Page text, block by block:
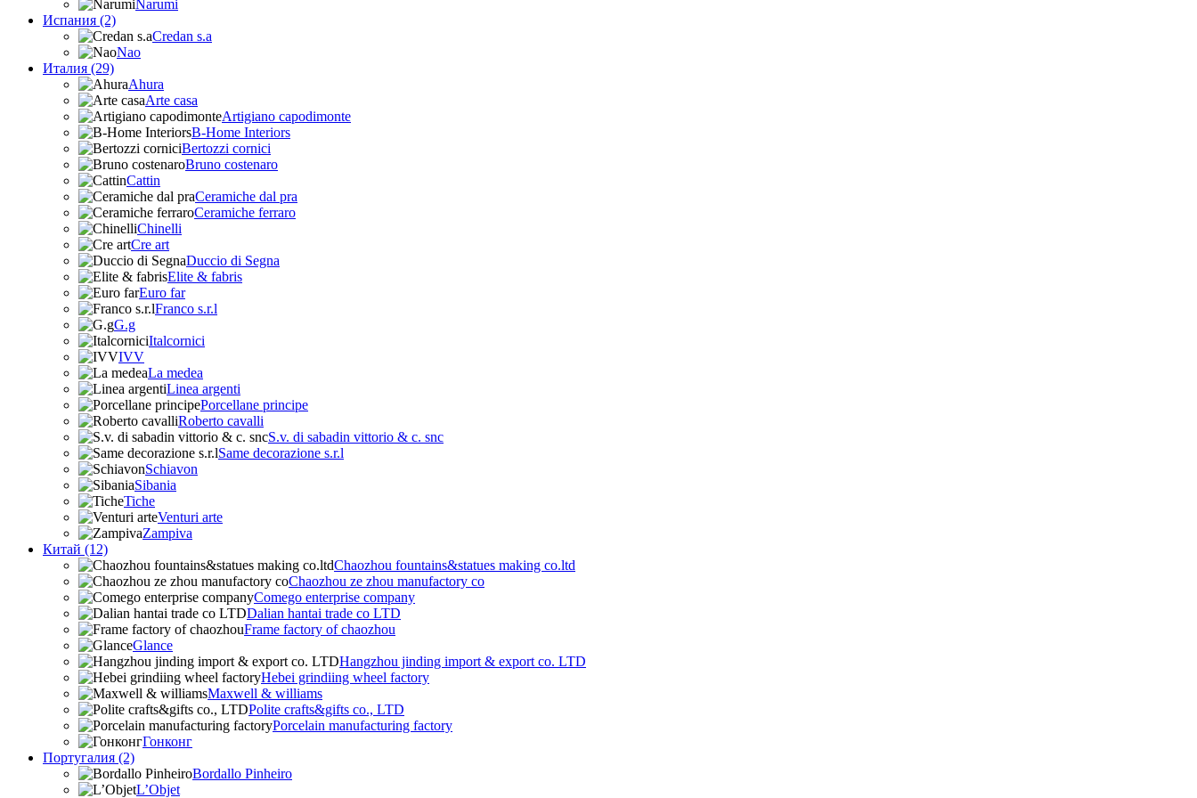
Narumi
Испания (2)
Credan s.a
Nao
Италия (29)
Ahura
Arte casa
Artigiano capodimonte
B-Home Interiors
Bertozzi cornici
Bruno costenaro
Cattin
Ceramiche dal pra
Ceramiche ferraro
Chinelli
Cre art
Duccio di Segna
Elite & fabris
Euro far
Franco s.r.l
G.g
Italcornici
IVV
La medea
Linea argenti
Porcellane principe
Roberto cavalli
S.v. di sabadin vittorio & c. snc
Same decorazione s.r.l
Schiavon
Sibania
Tiche
Venturi arte
Zampiva
Китай (12)
Chaozhou fountains&statues making co.ltd
Chaozhou ze zhou manufactory co
Comego enterprise company
Dalian hantai trade co LTD
Frame factory of chaozhou
Glance
Hangzhou jinding import & export co. LTD
Hebei grindiing wheel factory
Maxwell & williams
Polite crafts&gifts co., LTD
Porcelain manufacturing factory
Гонконг
Португалия (2)
Bordallo Pinheiro
L’Objet